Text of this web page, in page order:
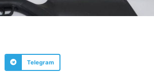
Telegram